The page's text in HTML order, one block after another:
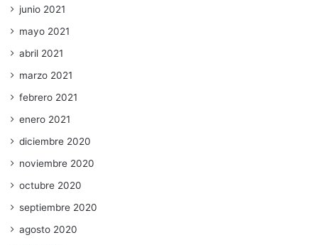
junio 2021
mayo 2021
abril 2021
marzo 2021
febrero 2021
enero 2021
diciembre 2020
noviembre 2020
octubre 2020
septiembre 2020
agosto 2020